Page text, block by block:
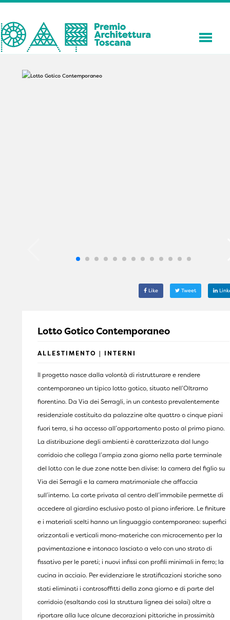
Like Tweet
Lotto Gotico Contemporaneo
ALLESTIMENTO | INTERNI
Il progetto nasce dalla volontà di ristrutturare e rendere
contemporaneo un tipico lotto gotico, situato nell’Oltrarno
fiorentino. Da Via dei Serragli, in un contesto prevalentemente
residenziale costituito da palazzine alte quattro o cinque piani
fuori terra, si ha accesso all’appartamento posto al primo piano.
La distribuzione degli ambienti è caratterizzata dal lungo
corridoio che collega l’ampia zona giorno nella parte terminale
del lotto con le due zone notte ben divise: la camera del figlio su
Via dei Serragli e la camera matrimoniale che affaccia
sull’interno. La corte privata al centro dell’immobile permette di
accedere al giardino esclusivo posto al piano inferiore. Le finiture
e i materiali scelti hanno un linguaggio contemporaneo: superfici
orizzontali e verticali mono-materiche con microcemento per la
pavimentazione e intonaco lasciato a velo con uno strato di
fissativo per le pareti; i nuovi infissi con profili minimali in ferro; la
cucina in acciaio. Per evidenziare le stratificazioni storiche sono
stati eliminati i controsoffitti della zona giorno e di parte del
corridoio (esaltando così la struttura lignea dei solai) oltre a
riportare alla luce alcune decorazioni pittoriche in prossimità